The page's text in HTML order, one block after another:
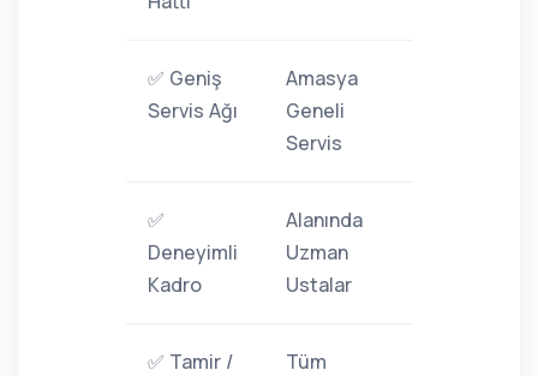
✅ Geniş
Servis Ağı
Amasya
Geneli
Servis
✅
Deneyimli
Kadro
Alanında
Uzman
Ustalar
✅ Tamir /
Tüm